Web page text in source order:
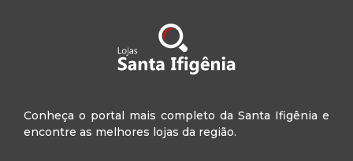
Conheça o portal mais completo da Santa Ifigênia e
encontre as melhores lojas da região.